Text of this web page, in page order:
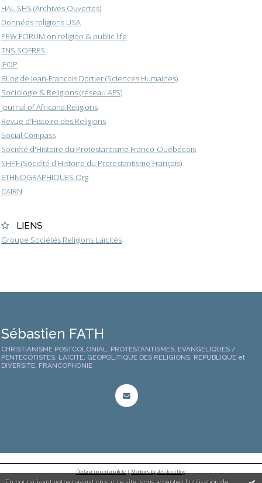
HAL SHS (Archives Ouvertes)
Données religions USA
PEW FORUM on religion & public life
TNS SOFRES
IFOP
BLog de Jean-François Dortier (Sciences Humaines)
Sociologie & Religions (réseau AFS)
Journal of Africana Religions
Revue d'Histoire des Religions
Social Compass
Société d'Histoire du Protestantisme Franco-Québécois
SHPF (Société d'Histoire du Protestantisme Français)
ETHNOGRAPHIQUES.Org
CAIRN
LIENS
Groupe Sociétés Religions Laïcités
Sébastien FATH
CHRISTIANISME POSTCOLONIAL, PROTESTANTISMES, EVANGELIQUES /
PENTECÔTISTES, LAICITE, GEOPOLITIQUE DES RELIGIONS, REPUBLIQUE et
DIVERSITE, FRANCOPHONIE
Déclarer un contenu illicite|Mentions légales de ce blog